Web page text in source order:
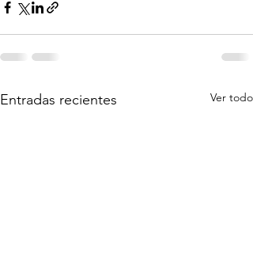
Entradas recientes Ver todo